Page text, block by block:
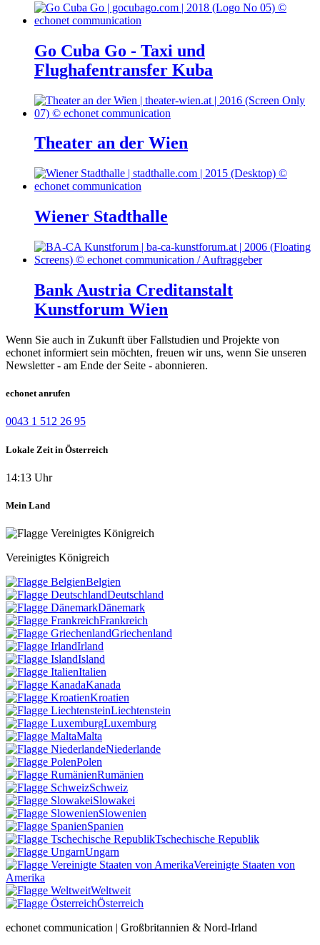
Go Cuba Go - Taxi und
Flughafentransfer Kuba
Theater an der Wien
Wiener Stadthalle
Bank Austria Creditanstalt
Kunstforum Wien
Wenn Sie auch in Zukunft über Fallstudien und Projekte von
echonet informiert sein möchten, freuen wir uns, wenn Sie unseren
Newsletter - am Ende der Seite - abonnieren.
echonet anrufen
0043 1 512 26 95
Lokale Zeit in Österreich
14:13 Uhr
Mein Land
Vereinigtes Königreich
Belgien
Deutschland
Dänemark
Frankreich
Griechenland
Irland
Island
Italien
Kanada
Kroatien
Liechtenstein
Luxemburg
Malta
Niederlande
Polen
Rumänien
Schweiz
Slowakei
Slowenien
Spanien
Tschechische Republik
Ungarn
Vereinigte Staaten von
Amerika
Weltweit
Österreich
echonet communication | Großbritannien & Nord-Irland